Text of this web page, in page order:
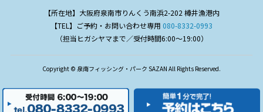
【所在地】大阪府泉南市りんくう南浜2-202 樽井漁港内
【TEL】ご予約・お問い合わせ専用 080-8332-0993
（担当ヒガシヤマまで／受付時間6:00～19:00）
Copyright © 泉南フィッシング・パーク SAZAN All Rights Reserved.